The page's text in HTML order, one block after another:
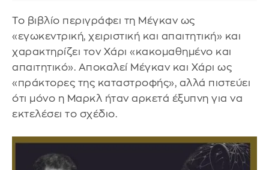
Το βιβλίο περιγράφει τη Μέγκαν ως
«εγωκεντρική, χειριστική και απαιτητική» και
χαρακτηρίζει τον Χάρι «κακομαθημένο και
απαιτητικό». Αποκαλεί Μέγκαν και Χάρι ως
«πράκτορες της καταστροφής», αλλά πιστεύει
ότι μόνο η Μαρκλ ήταν αρκετά έξυπνη για να
εκτελέσει το σχέδιο.